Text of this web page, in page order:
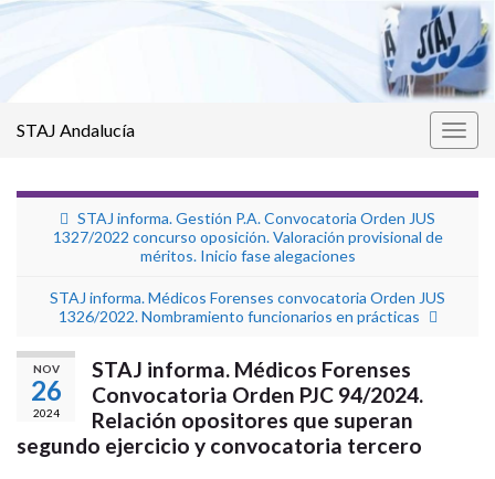
STAJ Andalucía
STAJ informa. Gestión P.A. Convocatoria Orden JUS
1327/2022 concurso oposición. Valoración provisional de
méritos. Inicio fase alegaciones
STAJ informa. Médicos Forenses convocatoria Orden JUS
1326/2022. Nombramiento funcionarios en prácticas
NOV
26
2024
STAJ informa. Médicos Forenses
Convocatoria Orden PJC 94/2024.
Relación opositores que superan
segundo ejercicio y convocatoria tercero